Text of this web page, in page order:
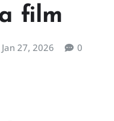
film
Jan 27, 2026 0